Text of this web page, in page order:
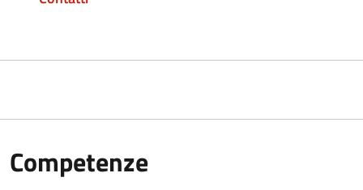
Competenze